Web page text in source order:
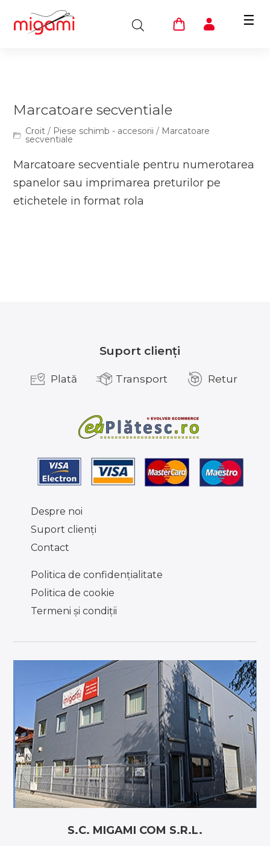
☰
Marcatoare secventiale
Croit / Piese schimb - accesorii / Marcatoare
secventiale
Marcatoare secventiale pentru numerotarea
spanelor sau imprimarea preturilor pe
etichetele in format rola
Suport clienți
Plată Transport Retur
Despre noi
Suport clienţi
Contact
Politica de confidențialitate
Politica de cookie
Termeni şi condiţii
S.C. MIGAMI COM S.R.L.